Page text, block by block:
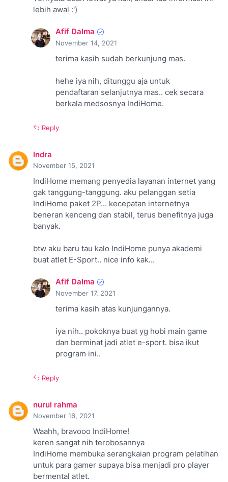
lebih awal :')
Afif Dalma
November 14, 2021
terima kasih sudah berkunjung mas.
hehe iya nih, ditunggu aja untuk
pendaftaran selanjutnya mas.. cek secara
berkala medsosnya IndiHome.
Reply
Indra
November 15, 2021
IndiHome memang penyedia layanan internet yang
gak tanggung-tanggung. aku pelanggan setia
IndiHome paket 2P... kecepatan internetnya
beneran kenceng dan stabil, terus benefitnya juga
banyak.
btw aku baru tau kalo IndiHome punya akademi
buat atlet E-Sport.. nice info kak...
Afif Dalma
November 17, 2021
terima kasih atas kunjungannya.
iya nih.. pokoknya buat yg hobi main game
dan berminat jadi atlet e-sport. bisa ikut
program ini..
Reply
nurul rahma
November 16, 2021
Waahh, bravooo IndiHome!
keren sangat nih terobosannya
IndiHome membuka serangkaian program pelatihan
untuk para gamer supaya bisa menjadi pro player
bermental atlet.